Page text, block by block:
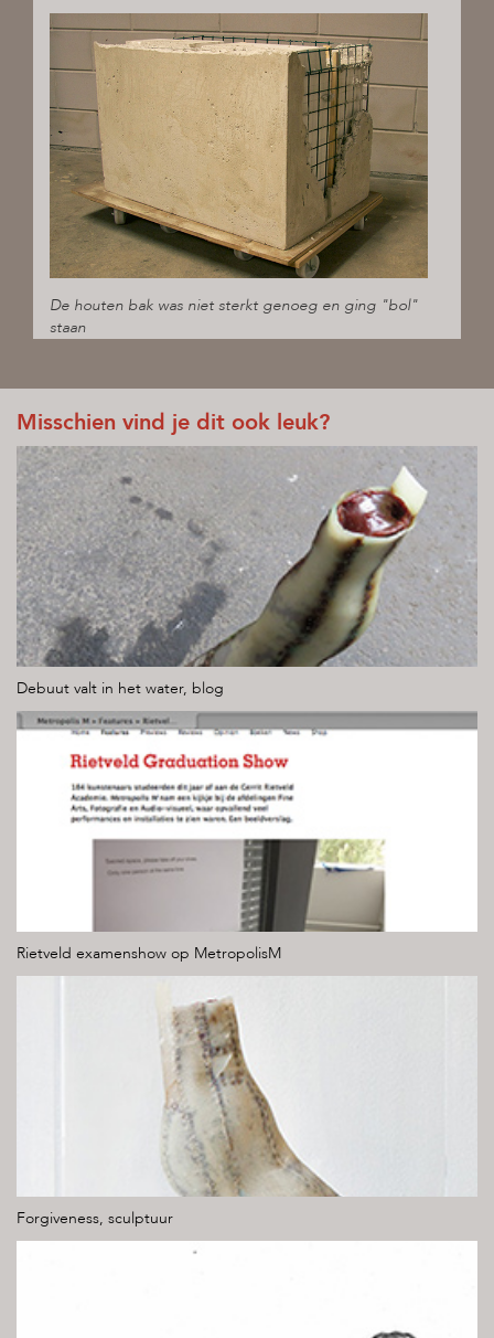
De houten bak was niet sterkt genoeg en ging "bol"
staan
Misschien vind je dit ook leuk?
Debuut valt in het water, blog
Rietveld examenshow op MetropolisM
Forgiveness, sculptuur